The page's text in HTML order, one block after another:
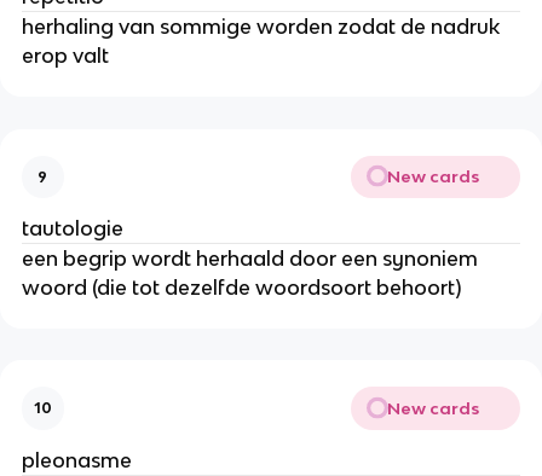
herhaling van sommige worden zodat de nadruk
erop valt
9 New cards
tautologie
een begrip wordt herhaald door een synoniem
woord (die tot dezelfde woordsoort behoort)
10 New cards
pleonasme